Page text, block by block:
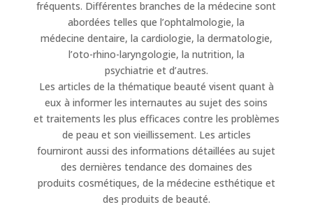
fréquents. Différentes branches de la médecine sont
abordées telles que l’ophtalmologie, la
médecine dentaire, la cardiologie, la dermatologie,
l’oto-rhino-laryngologie, la nutrition, la
psychiatrie et d’autres.
Les articles de la thématique beauté visent quant à
eux à informer les internautes au sujet des soins
et traitements les plus efficaces contre les problèmes
de peau et son vieillissement. Les articles
fourniront aussi des informations détaillées au sujet
des dernières tendance des domaines des
produits cosmétiques, de la médecine esthétique et
des produits de beauté.